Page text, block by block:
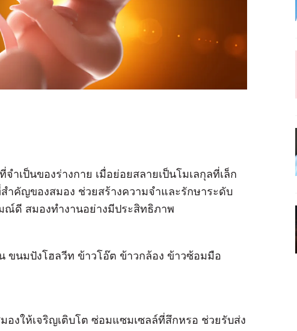
จำเป็นของร่างกาย เมื่อย่อยสลายเป็นโมเลกุลที่เล็ก
ำคัญของสมอง ช่วยสร้างความจำและรักษาระดับ
ณ์ดี สมองทำงานอย่างมีประสิทธิภาพ
ขนมปังโฮลวีท ข้าวโอ๊ต ข้าวกล้อง ข้าวซ้อมมือ
องให้เจริญเติบโต ซ่อมแซมเซลล์ที่สึกหรอ ช่วยรับส่ง